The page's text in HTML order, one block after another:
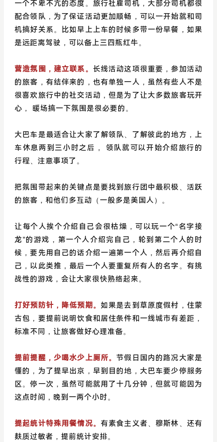
一个不卑不亢的态度。旅行社雇司机，大部分司机都很
配合领队，为了保证活动更加顺畅，可以一开始就和司
机搞好关系。比如早上上车的时候多带一份早餐，如果
是远距离驾驶，可以备上三四瓶红牛。
营造氛围，建立联系。 长线活动这项很重要，参加活动
的旅客，有结伴来的，也有单独一人，虽然有些人不是
很喜欢旅行中的社交活动，但是为了让大多数旅客玩开
心， 暖场搞一下氛围是很必要的。
大巴车是最适合让大家了解领队、了解彼此的地方，上
车休息两到三小时之后， 领队就可以开始介绍旅行的
行程、注意事项了。
把氛围带起来的关键点是要找到旅行团中最积极、活跃
的旅客，和他们多互动（一般多是美国人）。
让每个人挨个介绍自己会很枯燥，可以玩一个“名字接
龙”的游戏，第一个人介绍完自己，轮到第二个人的时
候，要先用自己的话介绍一遍第一个人，然后再介绍自
己，以此类推，最后一个人要重复所有人的名字。有挑
战性的游戏，会让大家很快熟络起来。
打好预防针，降低预期。 如果是去到草原度假村，住蒙
古包，要提前说明饮食和居住条件和一线城市有差距，
标准不同，让旅客做好心理准备。
提前提醒，少喝水少上厕所。节假日国内的路况大家是
懂的，为了提早出京，早到目的地，大巴车要少停服务
区。停一次，虽然可能就用了十几分钟，但就可能因为
这点时间，晚到一两个小时。
提起统计特殊用餐情况。 有素食主义者、穆斯林、还有
麸质过敏者，提前统计安排。